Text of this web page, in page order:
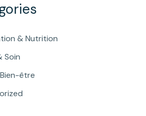
& Nutrition
Soin
être